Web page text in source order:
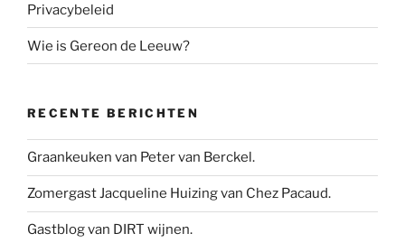
Privacybeleid
Wie is Gereon de Leeuw?
RECENTE BERICHTEN
Graankeuken van Peter van Berckel.
Zomergast Jacqueline Huizing van Chez Pacaud.
Gastblog van DIRT wijnen.